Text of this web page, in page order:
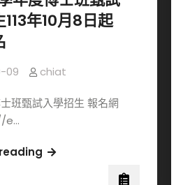
114
年
若
品
學
論
年10月8日起
09 chiat
班甄試入學招生 報名網
e…
本